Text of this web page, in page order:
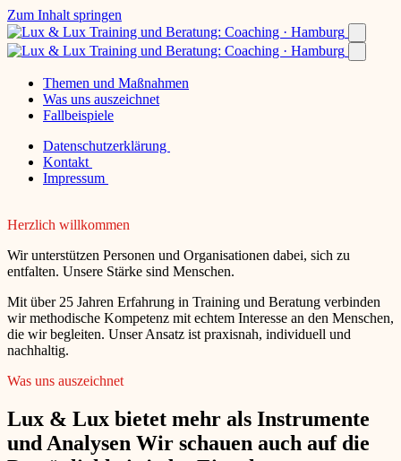
Zum Inhalt springen
Themen und Maßnahmen
Was uns auszeichnet
Fallbeispiele
Datenschutzerklärung
Kontakt
Impressum
Herzlich willkommen
Wir unterstützen Personen und Organisationen dabei, sich zu
entfalten. Unsere Stärke sind Menschen.
Mit über 25 Jahren Erfahrung in Training und Beratung verbinden
wir methodische Kompetenz mit echtem Interesse an den Menschen,
die wir begleiten. Unser Ansatz ist praxisnah, individuell und
nachhaltig.
Was uns auszeichnet
Lux & Lux bietet mehr als Instrumente
und Analysen Wir schauen auch auf die